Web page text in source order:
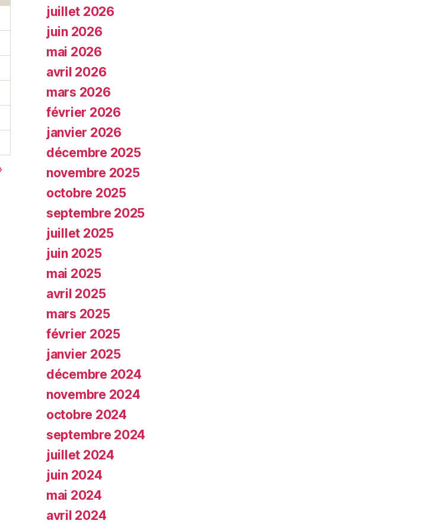
juillet 2026
juin 2026
mai 2026
avril 2026
mars 2026
février 2026
janvier 2026
décembre 2025
novembre 2025
octobre 2025
septembre 2025
juillet 2025
juin 2025
mai 2025
avril 2025
mars 2025
février 2025
janvier 2025
décembre 2024
novembre 2024
octobre 2024
septembre 2024
juillet 2024
juin 2024
mai 2024
avril 2024